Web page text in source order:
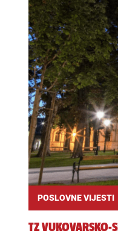
POSLOVNE VIJESTI
TZ VUKOVARSKO-